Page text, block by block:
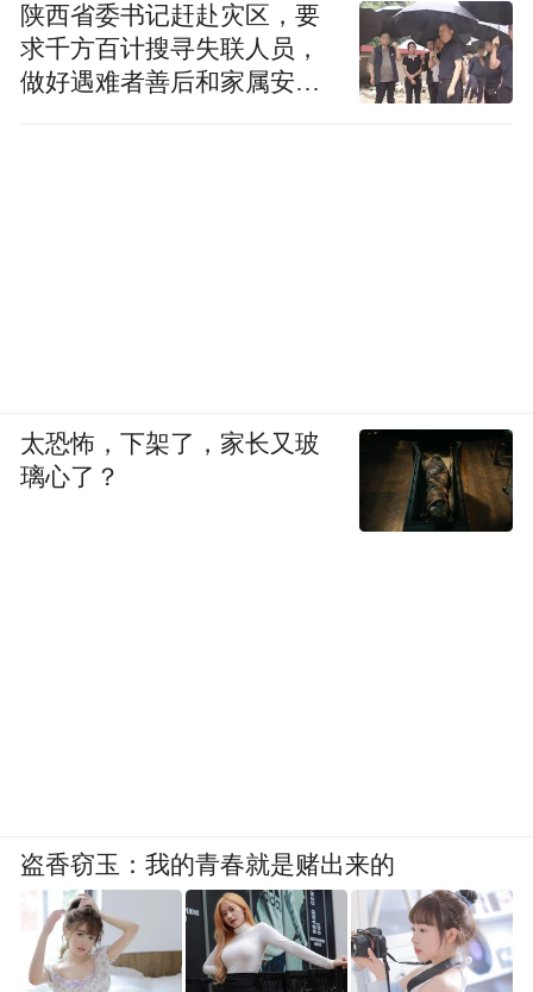
陕西省委书记赶赴灾区，要
求千方百计搜寻失联人员，
做好遇难者善后和家属安抚
太恐怖，下架了，家长又玻
璃心了？
盗香窃玉：我的青春就是赌出来的